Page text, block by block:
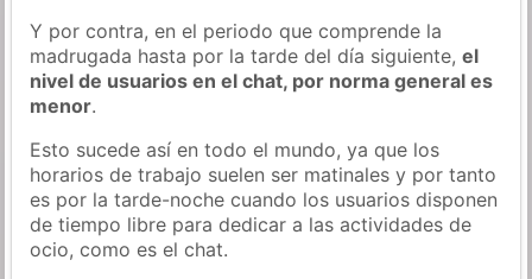
Y por contra, en el periodo que comprende la
madrugada hasta por la tarde del día siguiente,el
nivel de usuarios en el chat, por norma general es
menor.
Esto sucede así en todo el mundo, ya que los
horarios de trabajo suelen ser matinales y por tanto
es por la tarde-noche cuando los usuarios disponen
de tiempo libre para dedicar a las actividades de
ocio, como es el chat.